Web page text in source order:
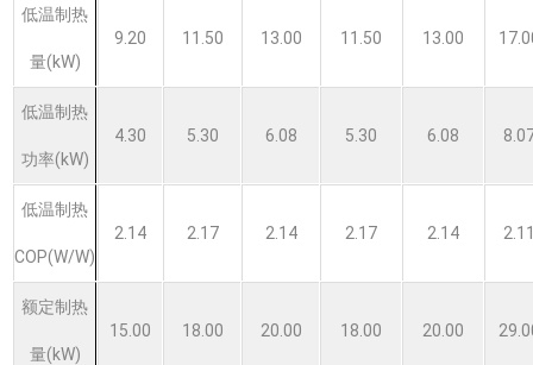
低温制热
量(kW)
9.20 11.50 13.00 11.50 13.00
低温制热
功率(kW)
4.30 5.30 6.08 5.30 6.08
低温制热
COP(W/W)
2.14 2.17 2.14 2.17 2.14
额定制热
量(kW)
15.00 18.00 20.00 18.00 20.00